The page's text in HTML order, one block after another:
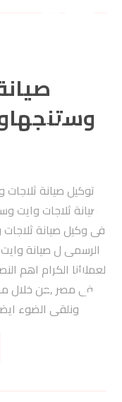
وستنجهاوس
صيانة ثلاجات وايت
فى وكيل صيانة
الرسمى ل صيانة
لعملائنا الكرام اهم
فى مصر ,من خلال
ونلقى الضوء